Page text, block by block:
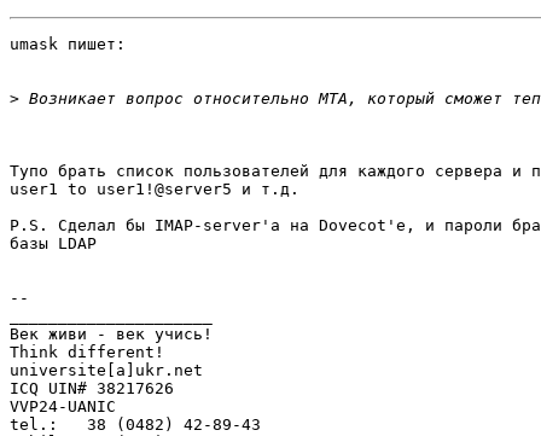
umask пишет:
>
Тупо брать список пользователей для каждого сервера и
user1 to user1!@server5 и т.д.
P.S. Сделал бы IMAP-server'a на Dovecot'e, и пароли
базы LDAP
--
Век живи - век учись!
Think different!
universite[a]ukr.net
ICQ UIN# 38217626
VVP24-UANIC
tel.:   38 (0482) 42-89-43